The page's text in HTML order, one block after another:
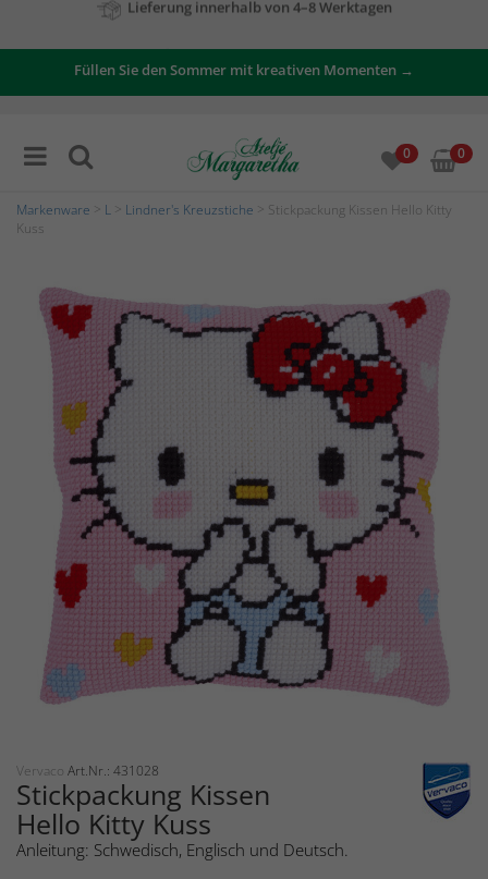
Füllen Sie den Sommer mit kreativen Momenten →
0 0
Markenware L Lindner's Kreuzstiche > Stickpackung Kissen Hello Kitty
Kuss
Vervaco Art.Nr.: 431028
Stickpackung Kissen
Hello Kitty Kuss
Anleitung: Schwedisch, Englisch und Deutsch.